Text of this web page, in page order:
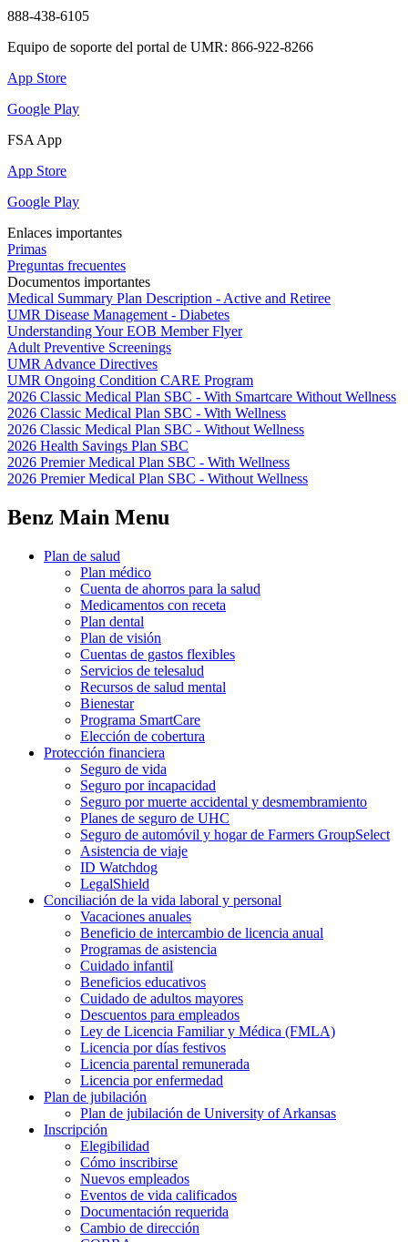
888-438-6105
Equipo de soporte del portal de UMR: 866-922-8266
App Store
Google Play
FSA App
App Store
Google Play
Enlaces importantes
Primas
Preguntas frecuentes
Documentos importantes
Medical Summary Plan Description - Active and Retiree
UMR Disease Management - Diabetes
Understanding Your EOB Member Flyer
Adult Preventive Screenings
UMR Advance Directives
UMR Ongoing Condition CARE Program
2026 Classic Medical Plan SBC - With Smartcare Without Wellness
2026 Classic Medical Plan SBC - With Wellness
2026 Classic Medical Plan SBC - Without Wellness
2026 Health Savings Plan SBC
2026 Premier Medical Plan SBC - With Wellness
2026 Premier Medical Plan SBC - Without Wellness
Benz Main Menu
Plan de salud
Plan médico
Cuenta de ahorros para la salud
Medicamentos con receta
Plan dental
Plan de visión
Cuentas de gastos flexibles
Servicios de telesalud
Recursos de salud mental
Bienestar
Programa SmartCare
Elección de cobertura
Protección financiera
Seguro de vida
Seguro por incapacidad
Seguro por muerte accidental y desmembramiento
Planes de seguro de UHC
Seguro de automóvil y hogar de Farmers GroupSelect
Asistencia de viaje
ID Watchdog
LegalShield
Conciliación de la vida laboral y personal
Vacaciones anuales
Beneficio de intercambio de licencia anual
Programas de asistencia
Cuidado infantil
Beneficios educativos
Cuidado de adultos mayores
Descuentos para empleados
Ley de Licencia Familiar y Médica (FMLA)
Licencia por días festivos
Licencia parental remunerada
Licencia por enfermedad
Plan de jubilación
Plan de jubilación de University of Arkansas
Inscripción
Elegibilidad
Cómo inscribirse
Nuevos empleados
Eventos de vida calificados
Documentación requerida
Cambio de dirección